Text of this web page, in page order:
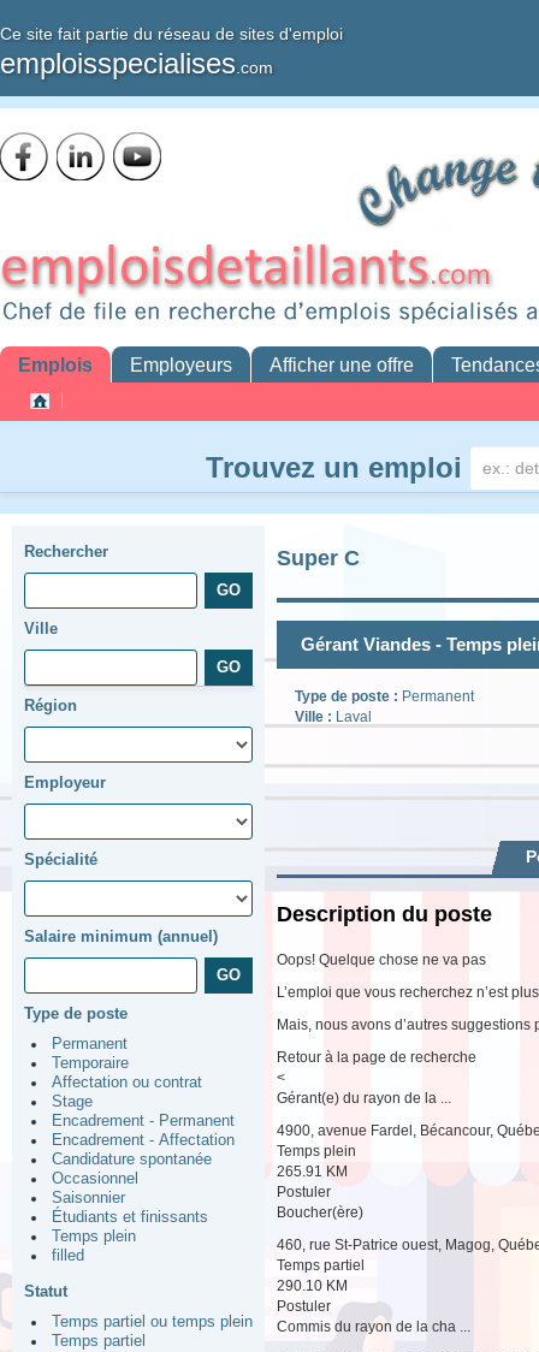
Ce site fait partie du réseau de sites d'emploi
emploisspecialises .com
Emplois Employeurs Afficher une offre
Trouvez un emploi
Rechercher
Ville
Région
Employeur
Spécialité
Salaire minimum (annuel)
Type de poste
Permanent
Temporaire
Affectation ou contrat
Stage
Encadrement - Permanent
Encadrement - Affectation
Candidature spontanée
Occasionnel
Saisonnier
Étudiants et finissants
Temps plein
filled
Statut
Temps partiel ou temps plein
Temps partiel
Super C
Gérant Viandes - Temps
Type de poste : Permanent
Ville : Laval
Description du poste
Oops! Quelque chose ne va pas
L’emploi que vous recherchez n’est
Mais, nous avons d’autres suggestions
Retour à la page de recherche
<
Gérant(e) du rayon de la ...
4900, avenue Fardel, Bécancour,
Temps plein
265.91 KM
Postuler
Boucher(ère)
460, rue St-Patrice ouest, Magog,
Temps partiel
290.10 KM
Postuler
Commis du rayon de la cha ...